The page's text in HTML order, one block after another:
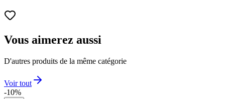
Vous aimerez aussi
D'autres produits de la même catégorie
Voir tout
-10%